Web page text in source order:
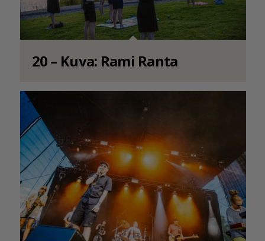
20 – Kuva: Rami Ranta